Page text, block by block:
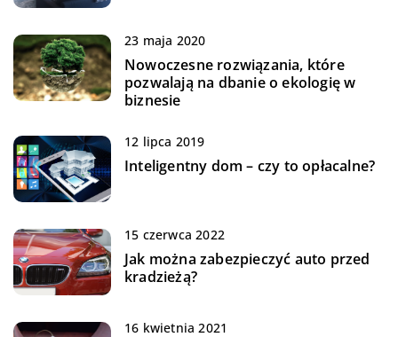
23 maja 2020
Nowoczesne rozwiązania, które
pozwalają na dbanie o ekologię w
biznesie
12 lipca 2019
Inteligentny dom – czy to opłacalne?
15 czerwca 2022
Jak można zabezpieczyć auto przed
kradzieżą?
16 kwietnia 2021